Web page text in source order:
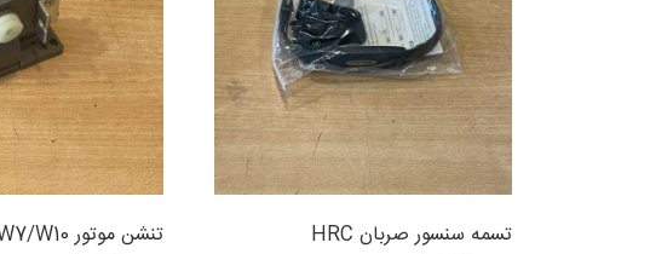
تسمه سنسور صربان HRC تنشن موتور W7/W10